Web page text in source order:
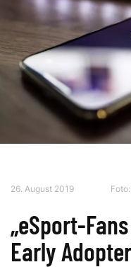
26. August 2019
„eSport-
Early